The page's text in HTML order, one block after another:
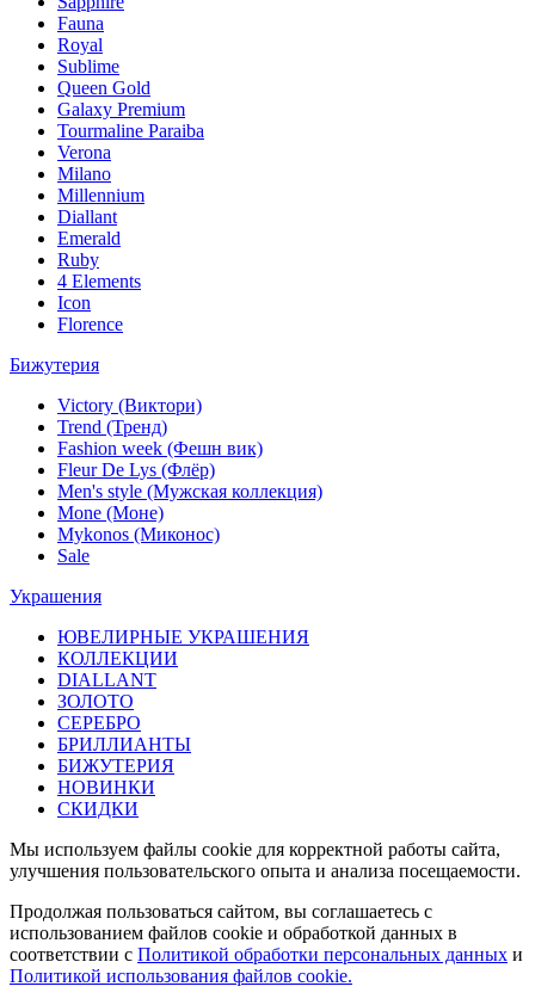
Fauna
Royal
Sublime
Queen Gold
Galaxy Premium
Tourmaline Paraiba
Verona
Milano
Millennium
Diallant
Emerald
Ruby
4 Elements
Icon
Florence
Бижутерия
Victory (Виктори)
Trend (Тренд)
Fashion week (Фешн вик)
Fleur De Lys (Флёр)
Men's style (Мужская коллекция)
Mone (Моне)
Mykonos (Миконос)
Sale
Украшения
ЮВЕЛИРНЫЕ УКРАШЕНИЯ
КОЛЛЕКЦИИ
DIALLANT
ЗОЛОТО
СЕРЕБРО
БРИЛЛИАНТЫ
БИЖУТЕРИЯ
НОВИНКИ
СКИДКИ
Мы используем файлы cookie для корректной работы сайта,
улучшения пользовательского опыта и анализа посещаемости.
Продолжая пользоваться сайтом, вы соглашаетесь с
использованием файлов cookie и обработкой данных в
соответствии с Политикой обработки персональных данных и
Политикой использования файлов cookie.